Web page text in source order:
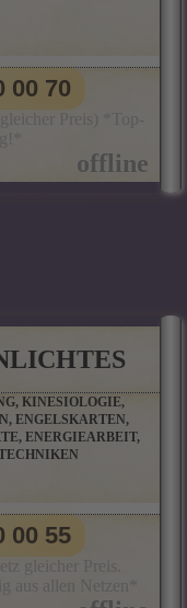
00 70
KINESIOLOGIE,
ENGELSKARTEN,
ENERGIEARBEIT,
00 55